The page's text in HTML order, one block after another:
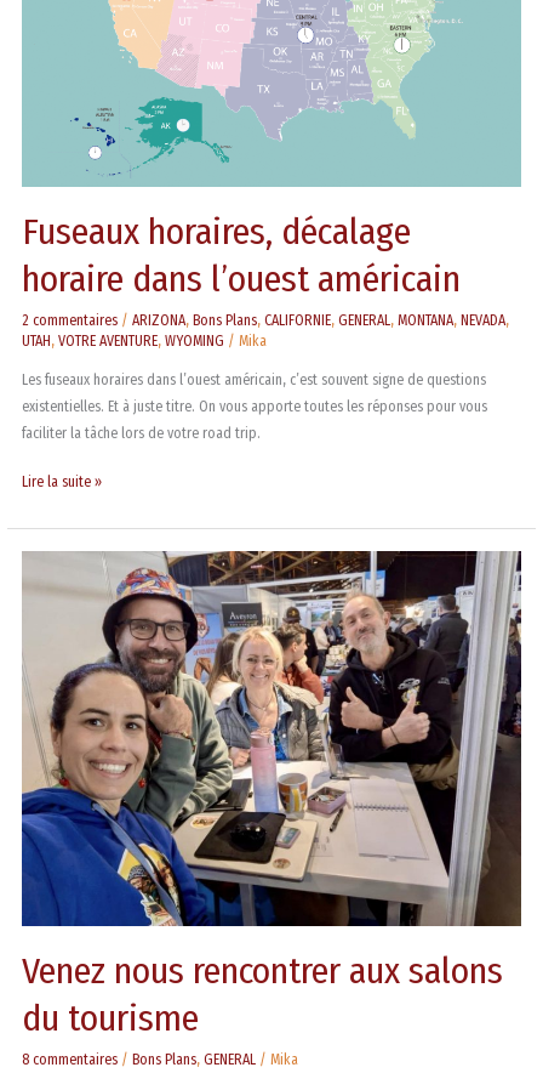
Fuseaux horaires, décalage
horaire dans l’ouest américain
2 commentaires /ARIZONA,Bons Plans,CALIFORNIE,GENERAL ,MONTANA,NEVADA,
UTAH,VOTRE AVENTURE,WYOMING /Mika
Les fuseaux horaires dans l’ouest américain, c’est souvent signe de questions
existentielles. Et à juste titre. On vous apporte toutes les réponses pour vous
faciliter la tâche lors de votre road trip.
Lire la suite »
Venez nous rencontrer aux salons
du tourisme
8 commentaires / Bons Plans,GENERAL /Mika
salons
du
tourisme